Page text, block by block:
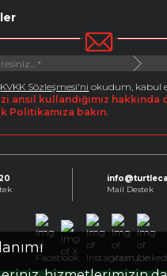
KVKK Sözleşmesi'ni okudum, kabul
ansıl kullandığımız
Politikamıza bakın.
Mail Destek
Facebook
X InstagramYoutube